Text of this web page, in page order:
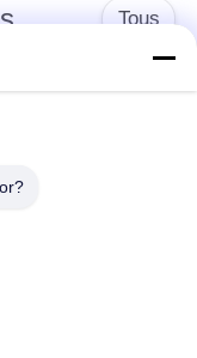
Tous
d'atmosphère
d'atmosphère